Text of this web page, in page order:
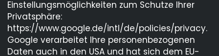
Einstellungsmöglichkeiten zum Schutze Ihrer
Privatsphäre:
https://www.google.de/intl/de/policies/privacy.
Google verarbeitet Ihre personenbezogenen
Daten auch in den USA und hat sich dem EU-